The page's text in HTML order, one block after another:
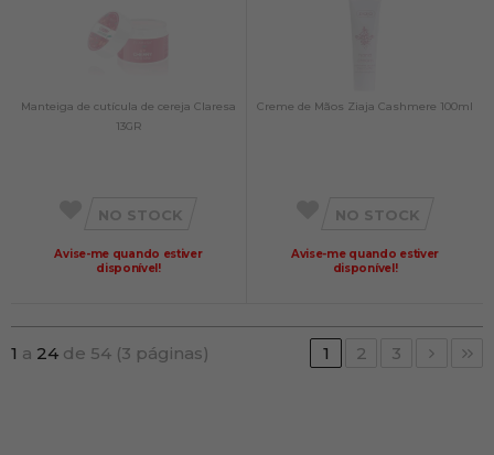
Manteiga de cutícula de cereja Claresa
13GR
NO STOCK
Avise-me quando estiver
disponível!
Creme de Mãos Ziaja Cashmere 100ml
NO STOCK
Avise-me quando estiver
disponível!
1 a 24 de 54 (3 páginas) 1 2 3